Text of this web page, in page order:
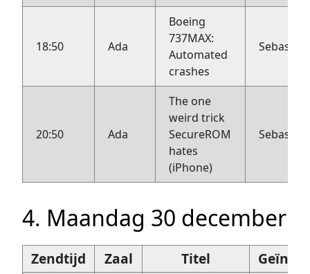
18:50 Ada
Boeing
737MAX:
Automated
crashes
Sebastius
20:50 Ada
The one
weird trick
SecureROM
hates
(iPhone)
Sebastius
4. Maandag 30 december
Zendtijd Zaal Titel